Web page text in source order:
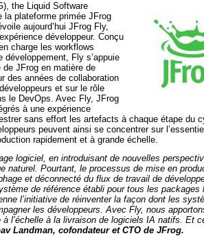
the Liquid Software
plateforme primée JFrog
aujourd’hui JFrog Fly,
développeur. Conçu
charge les workflows
développement, Fly s’appuie
de JFrog en matière de
des années de collaboration
et sur le rôle
le DevOps. Avec Fly, JFrog
à une expérience
sans effort les artefacts à chaque étape du
peuvent ainsi se concentrer sur
rapidement et à grande échelle.
logiciel, en introduisant de nouvelles
naturel. Pourtant, le processus de mise en
et déconnecté du flux de travail de
de référence établi pour tous les packages
l’initiative de réinventer la façon dont les
les développeurs. Avec Fly, nous
l’échelle à la livraison de logiciels IA natifs. Et
Landman, cofondateur et CTO de JFrog.